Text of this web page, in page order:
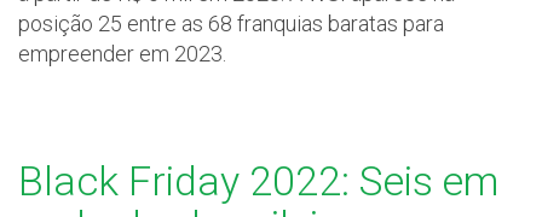
posição 25 entre as 68 franquias baratas para
empreender em 2023.
Black Friday 2022: Seis em